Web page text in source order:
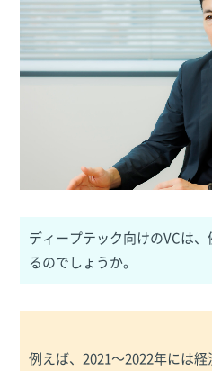
ディープテック向けのVCは
るのでしょうか。
例えば、2021～2022年には